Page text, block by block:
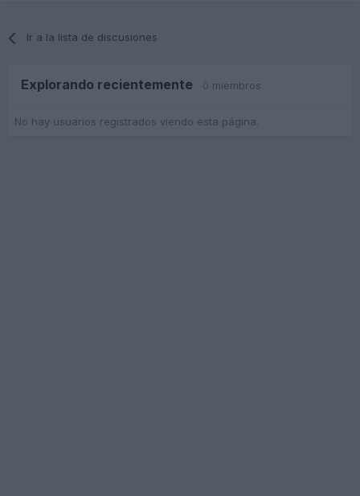
Ir a la lista de discusiones
Explorando recientemente 0 miembros
No hay usuarios registrados viendo esta página.